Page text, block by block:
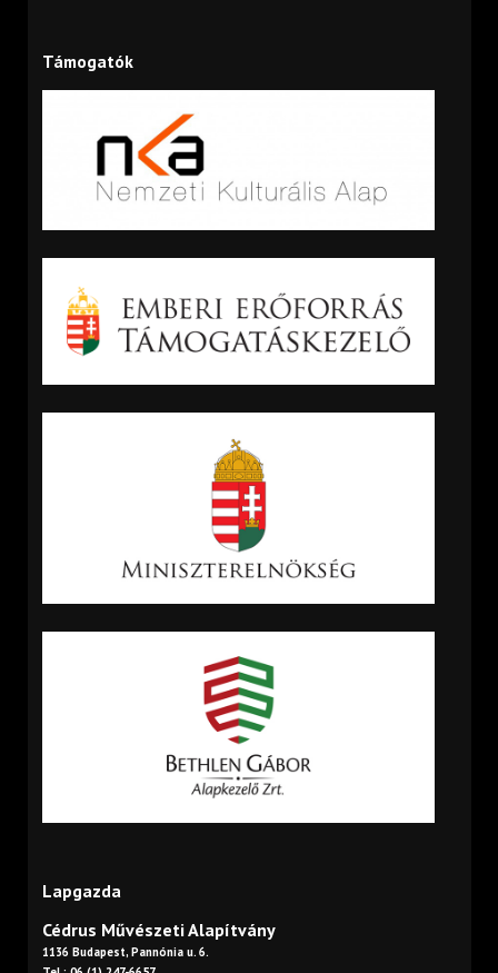
Támogatók
Lapgazda
Cédrus Művészeti Alapítvány
1136 Budapest, Pannónia u. 6.